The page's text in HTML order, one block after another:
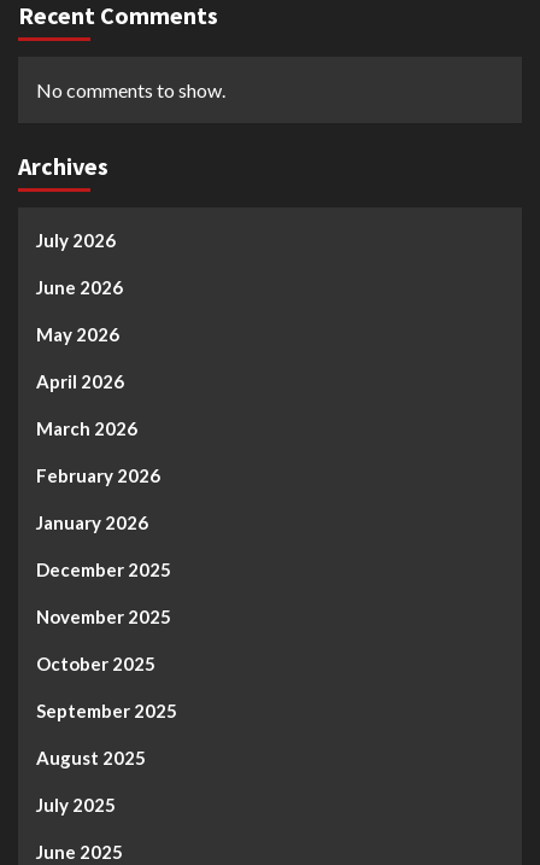
Recent Comments
No comments to show.
Archives
July 2026
June 2026
May 2026
April 2026
March 2026
February 2026
January 2026
December 2025
November 2025
October 2025
September 2025
August 2025
July 2025
June 2025